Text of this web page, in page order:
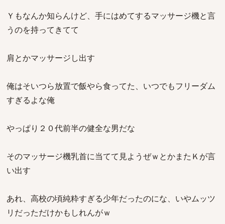
Ｙもなんか知らんけど、手にはめてするマッサージ機と言
うのを持ってきてて
肩とかマッサージし出す
俺はそいつら放置で飯やら食ってた、いつでもフリーダム
すぎるよな俺
やっぱり２０代前半の健全な男だな
そのマッサージ機乳首に当てて見ようぜｗとかまたＫが言
い出す
あれ、高校の頃純粋すぎる少年だったのにな、いやムッツ
リだっただけかもしれんがｗ